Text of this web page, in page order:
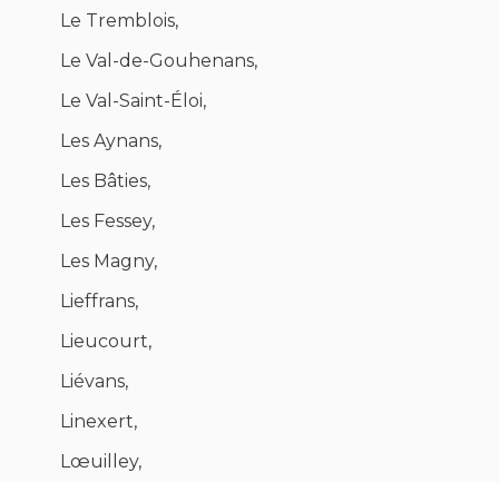
Le Tremblois,
Le Val-de-Gouhenans,
Le Val-Saint-Éloi,
Les Aynans,
Les Bâties,
Les Fessey,
Les Magny,
Lieffrans,
Lieucourt,
Liévans,
Linexert,
Lœuilley,